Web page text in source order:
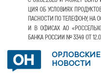
ОРЛОВСКИЕ
НОВОСТИ